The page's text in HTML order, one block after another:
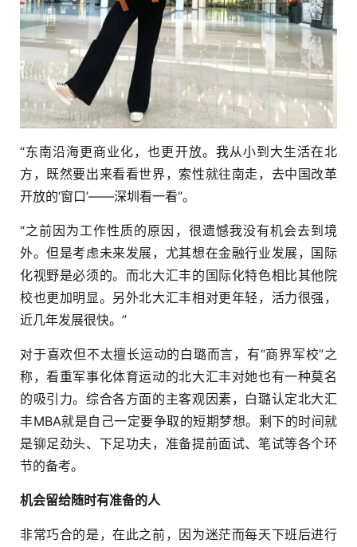
“东南沿海更商业化，也更开放。我从小到大生活在北
方，既然要出来看看世界，索性就往南走，去中国改革
开放的‘窗口’——深圳看一看“。
“之前因为工作性质的原因，很遗憾我没有机会去到境
外。但是考虑未来发展，尤其想在金融行业发展，国际
化视野是必须的。而北大汇丰的国际化特色相比其他院
校也更加明显。另外北大汇丰相对更年轻，活力很强，
近几年发展很快。”
对于喜欢但不太擅长运动的白璐而言，有“商界军校”之
称，看重军事化体育运动的北大汇丰对她也有一种莫名
的吸引力。综合各方面的主客观因素，白璐认定北大汇
丰MBA就是自己一定要争取的短期梦想。剩下的时间就
是铆足劲头、下足功夫，准备提前面试、笔试等各个环
节的备考。
机会留给随时有准备的人
非常巧合的是，在此之前，因为迷茫而每天下班后进行